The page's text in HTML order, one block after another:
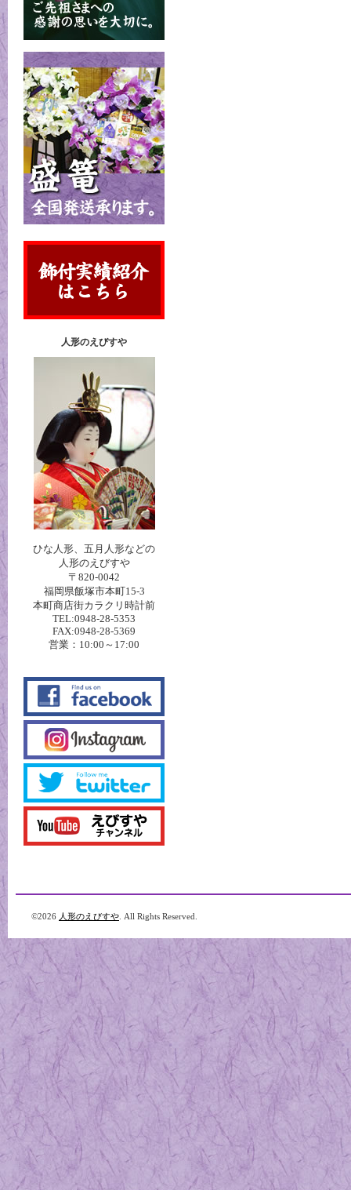
人形のえびすや
ひな人形、五月人形などの
人形のえびすや
〒820-0042
福岡県飯塚市本町15-3
本町商店街カラクリ時計前
TEL:0948-28-5353
FAX:0948-28-5369
営業：10:00～17:00
©2026 人形のえびすや . All Rights Reserved.